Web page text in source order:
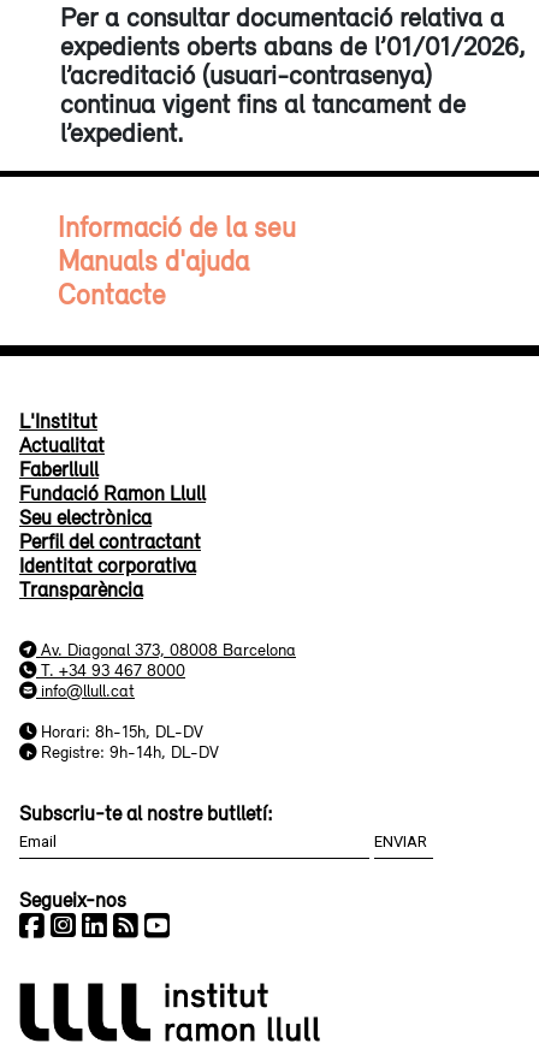
Per a consultar documentació relativa a
expedients oberts abans de l’01/01/2026,
l’acreditació (usuari-contrasenya)
continua vigent fins al tancament de
l’expedient.
Informació de la seu
Manuals d'ajuda
Contacte
L'Institut
Actualitat
Faberllull
Fundació Ramon Llull
Seu electrònica
Perfil del contractant
Identitat corporativa
Transparència
Av. Diagonal 373, 08008 Barcelona
T. +34 93 467 8000
info@llull.cat
Horari: 8h-15h, DL-DV
Registre: 9h-14h, DL-DV
Subscriu-te al nostre butlletí:
Segueix-nos